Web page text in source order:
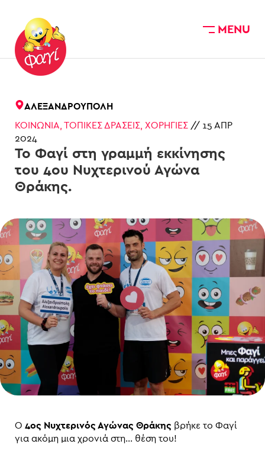
Skip to main content MENU
ΑΛΕΞΑΝΔΡΟΎΠΟΛΗ
ΚΟΙΝΩΝΊΑ ΤΟΠΙΚΈΣ ΔΡΆΣΕΙΣ ΧΟΡΗΓΊΕΣ // 15 ΑΠΡ
2024
Το Φαγί στη γραμμή εκκίνησης
του 4ου Νυχτερινού Αγώνα
Θράκης.
O 4ος Νυχτερινός Αγώνας Θράκης βρήκε το Φαγί
για ακόμη μια χρονιά στη… θέση του!